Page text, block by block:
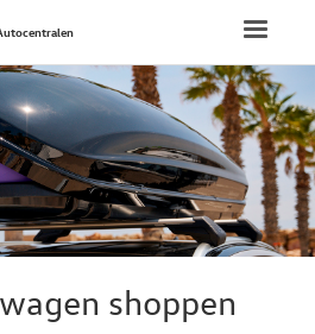
FORSIDE
NYE
NYE VAREBILER
Toggle
shoppen